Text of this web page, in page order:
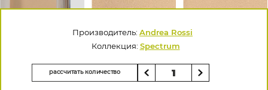
Производитель: Andrea Rossi
Коллекция: Spectrum
рассчитать количество